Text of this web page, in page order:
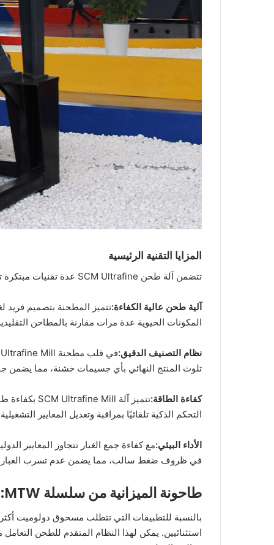
المزايا التقنية الرئيسية
تتضمن آلة طحن SCM Ultrafine عدة تقنيات مبتكرة تجعلها مثالية لمعالجة الدولوميت:
آلية طحن عالية الكفاءة:تتميز المطحنة بتصميم
المكونات الحيوية عدة مرات مقارنة بالمطاحن
نظام التصنيف الدقيق:
تلوث المنتج النهائي بأي جسيمات خشنة، مما يضمن جودة موحدة تصل إلى 2000 شبكة
كفاءة الطاقة:
التحكم الذكية تلقائيًا بمراقبة وتعديل المعايير
الأداء البيئي:
في ظروف ضغط سالب، مما يضمن عدم تسرب الغبار
طاحونة الميزانية من سلسلة MTW: الحل المثالي للتطبيقات الخشنة